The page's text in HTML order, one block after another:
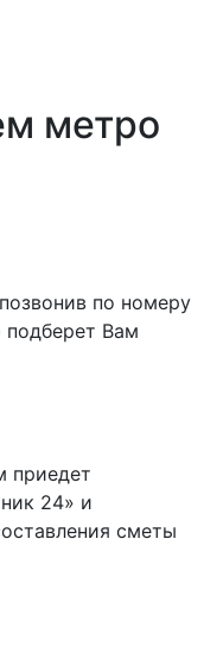
метро
по номеру
подберет Вам
приедет
24» и
сметы